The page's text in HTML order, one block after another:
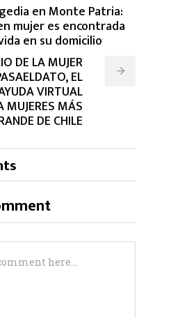
en Monte Patria:
mujer es encontrada
en su domicilio
DE LA MUJER
EL
VIRTUAL
MUJERES MÁS
DE CHILE